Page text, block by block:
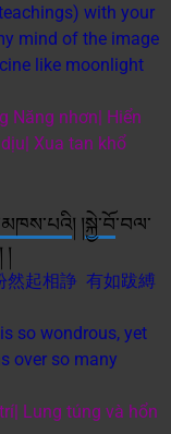
with your
mind of the image
like moonlight
Năng nhơn| Hiển
Xua tan khổ
མཁས་པའི། །སྐྱེ་བོ་བལ་
། །
然起相諍 有如跋縛
so wondrous, yet
over so many
Lung túng và hổn